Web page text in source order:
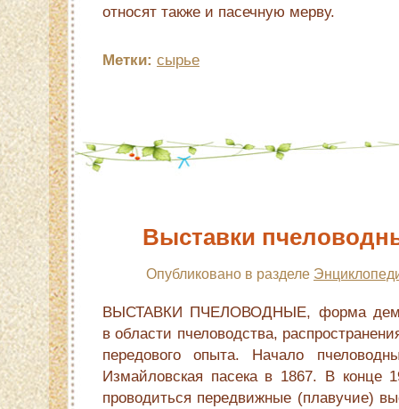
относят также и пасечную мерву.
Метки: сырье
Выставки
Опубликовано в разделе
ВЫСТАВКИ ПЧЕЛОВОДНЫЕ, форма
в области пчеловодства,
передового опыта. Начало
Измайловская пасека в 1867. В конце
проводиться передвижные (плавучие)